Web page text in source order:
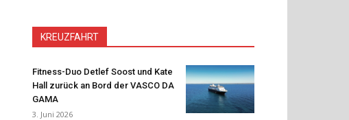
KREUZFAHRT
Fitness-Duo Detlef Soost und Kate
Hall zurück an Bord der VASCO DA
GAMA
3. Juni 2026